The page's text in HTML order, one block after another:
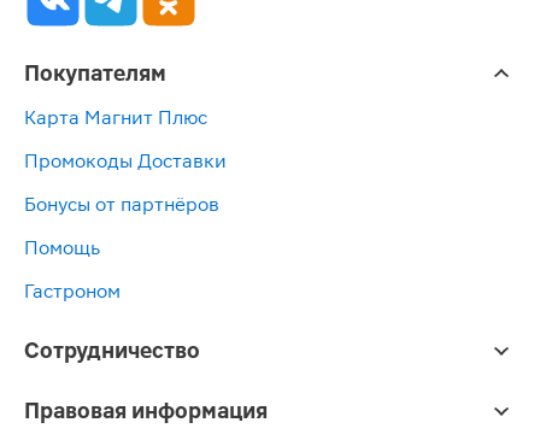
Покупателям
Карта Магнит Плюс
Промокоды Доставки
Бонусы от партнёров
Помощь
Гастроном
Сотрудничество
Правовая информация